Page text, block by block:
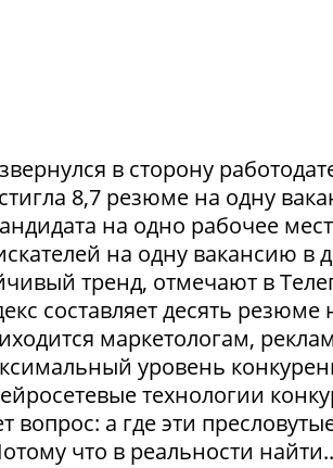
в сторону
8,7 резюме на одну
на одно рабочее
на одну вакансию в
тренд, отмечают в
составляет десять резюме
маркетологам,
уровень
технологии
а где эти
что в реальности